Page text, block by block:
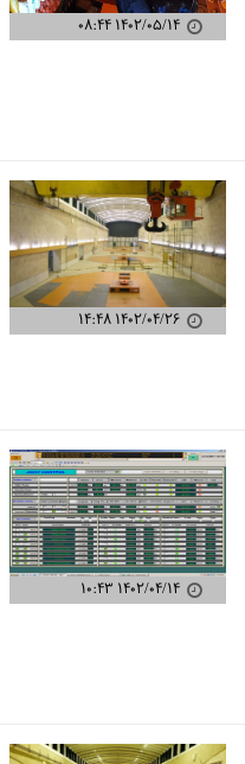
۱۴۰۲/۰۵/۱۴ ۰۸:۴۴
۱۴۰۲/۰۴/۲۶ ۱۴:۴۸
۱۴۰۲/۰۴/۱۴ ۱۰:۴۳